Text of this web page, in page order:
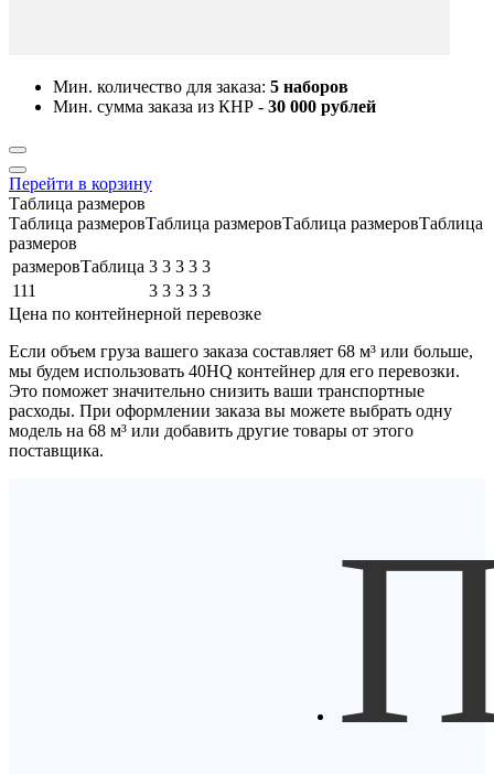
Мин. количество для заказа: 5 наборов
Мин. сумма заказа из КНР - 30 000 рублей
Перейти в корзину
Таблица размеров
Таблица размеровТаблица размеровТаблица размеровТаблица
размеров
размеровТаблица 3 3 3 3 3
111
3 3 3 3 3
Цена по контейнерной перевозке
Если объем груза вашего заказа составляет 68 м³ или больше,
мы будем использовать 40HQ контейнер для его перевозки.
Это поможет значительно снизить ваши транспортные
расходы. При оформлении заказа вы можете выбрать одну
модель на 68 м³ или добавить другие товары от этого
поставщика.